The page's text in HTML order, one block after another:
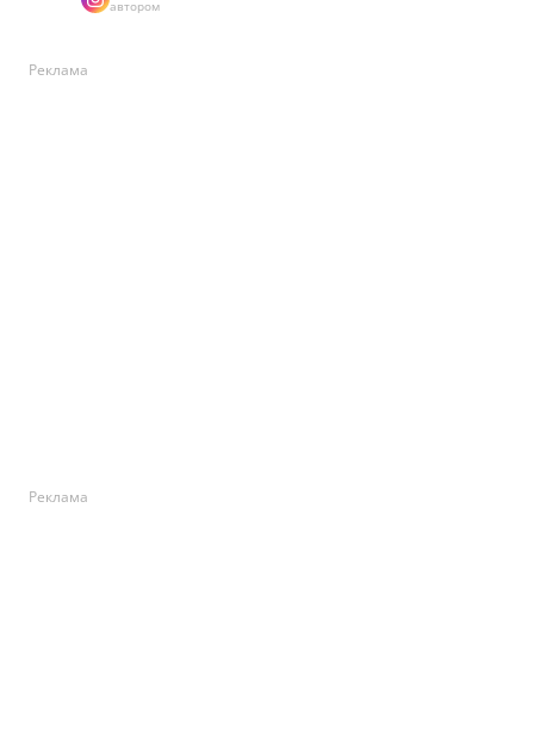
автором
Реклама
Реклама